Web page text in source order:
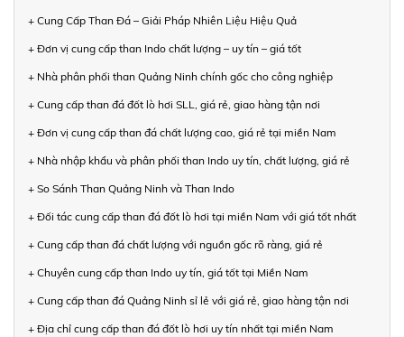
+ Cung Cấp Than Đá – Giải Pháp Nhiên Liệu Hiệu Quả
+ Đơn vị cung cấp than Indo chất lượng – uy tín – giá tốt
+ Nhà phân phối than Quảng Ninh chính gốc cho công nghiệp
+ Cung cấp than đá đốt lò hơi SLL, giá rẻ, giao hàng tận nơi
+ Đơn vị cung cấp than đá chất lượng cao, giá rẻ tại miền Nam
+ Nhà nhập khẩu và phân phối than Indo uy tín, chất lượng, giá rẻ
+ So Sánh Than Quảng Ninh và Than Indo
+ Đối tác cung cấp than đá đốt lò hơi tại miền Nam với giá tốt nhất
+ Cung cấp than đá chất lượng với nguồn gốc rõ ràng, giá rẻ
+ Chuyên cung cấp than Indo uy tín, giá tốt tại Miền Nam
+ Cung cấp than đá Quảng Ninh sỉ lẻ với giá rẻ, giao hàng tận nơi
+ Địa chỉ cung cấp than đá đốt lò hơi uy tín nhất tại miền Nam